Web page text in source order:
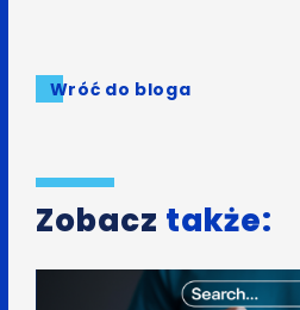
Wróć do bloga
Zobacz także: